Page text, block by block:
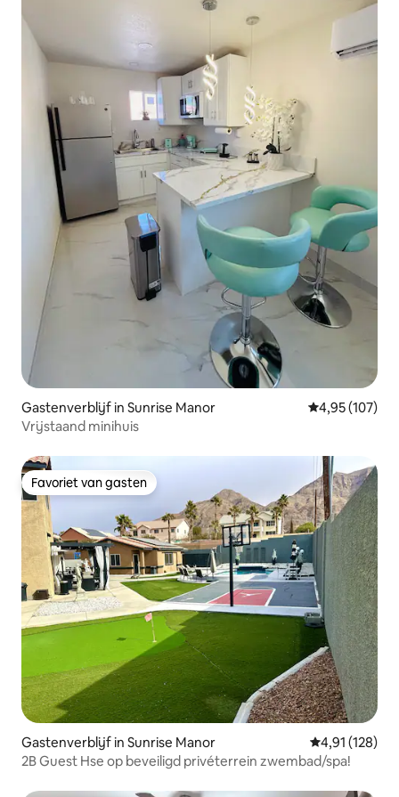
Gastenverblijf in Sunrise Manor Gemiddelde
4,95 (107)
Vrijstaand minihuis
Favoriet van gasten
Favoriet van gasten
Gastenverblijf in Sunrise Manor Gemiddelde
4,91 (128)
2B Guest Hse op beveiligd privéterrein zwembad/spa!